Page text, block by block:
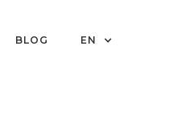
BLOG EN